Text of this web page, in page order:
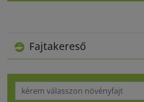
Fajtakereső
kérem válasszon növényfajt